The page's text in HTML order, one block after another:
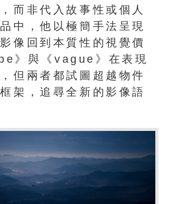
而非代入故事性或個人
中，他以極簡手法呈現
像回到本質性的視覺價
》與《vague》在表現
但兩者都試圖超越物件
架，追尋全新的影像語